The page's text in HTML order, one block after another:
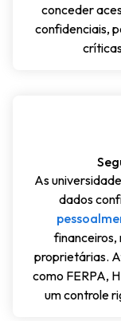
conceder
confidenciais,
As
dados
financeiros,
proprietárias.
como FERPA,
um controle